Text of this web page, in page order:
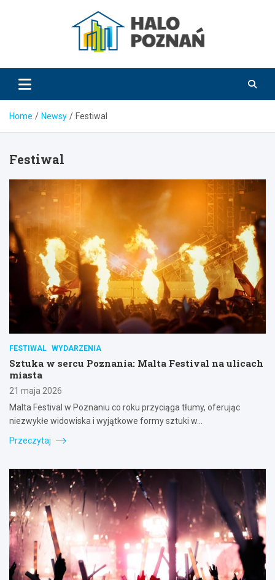
HaloPoznań.pl
Home Newsy Festiwal
Festiwal
FESTIWAL WYDARZENIA
Sztuka w sercu Poznania: Malta Festival na ulicach
miasta
21 maja 2026
Malta Festival w Poznaniu co roku przyciąga tłumy, oferując
niezwykłe widowiska i wyjątkowe formy sztuki w…
Przeczytaj